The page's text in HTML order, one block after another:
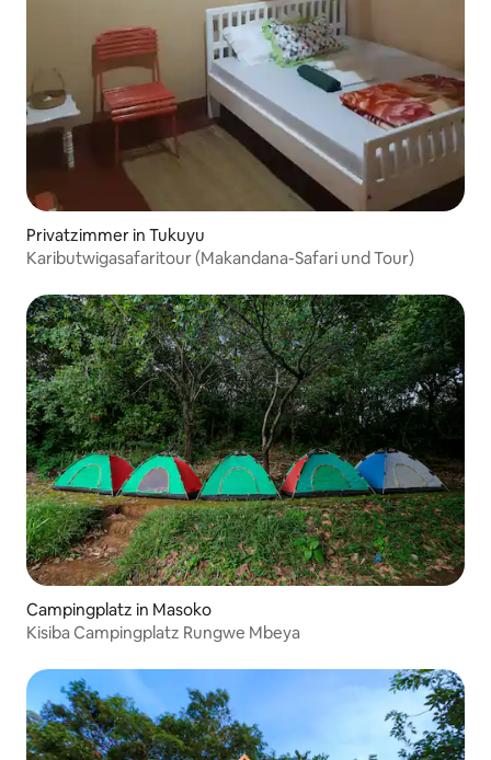
Privatzimmer in Tukuyu
Kaributwigasafaritour (Makandana-Safari und Tour)
Campingplatz in Masoko
Kisiba Campingplatz Rungwe Mbeya